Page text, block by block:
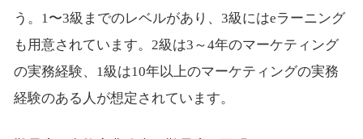
う。1〜3級までのレベルがあり、3級にはeラーニング
も用意されています。2級は3～4年のマーケティング
の実務経験、1級は10年以上のマーケティングの実務
経験のある人が想定されています。